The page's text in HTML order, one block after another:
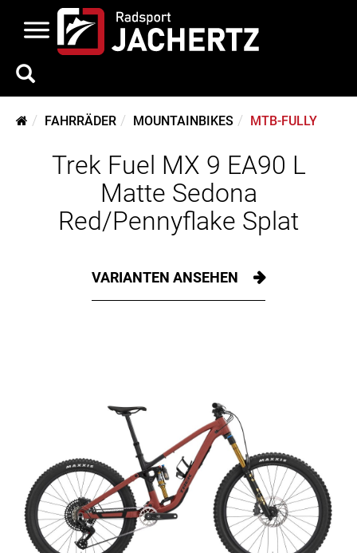
FAHRRÄDER MOUNTAINBIKES MTB-FULLY
Trek Fuel MX 9 EA90 L
Matte Sedona
Red/Pennyflake Splat
VARIANTEN ANSEHEN